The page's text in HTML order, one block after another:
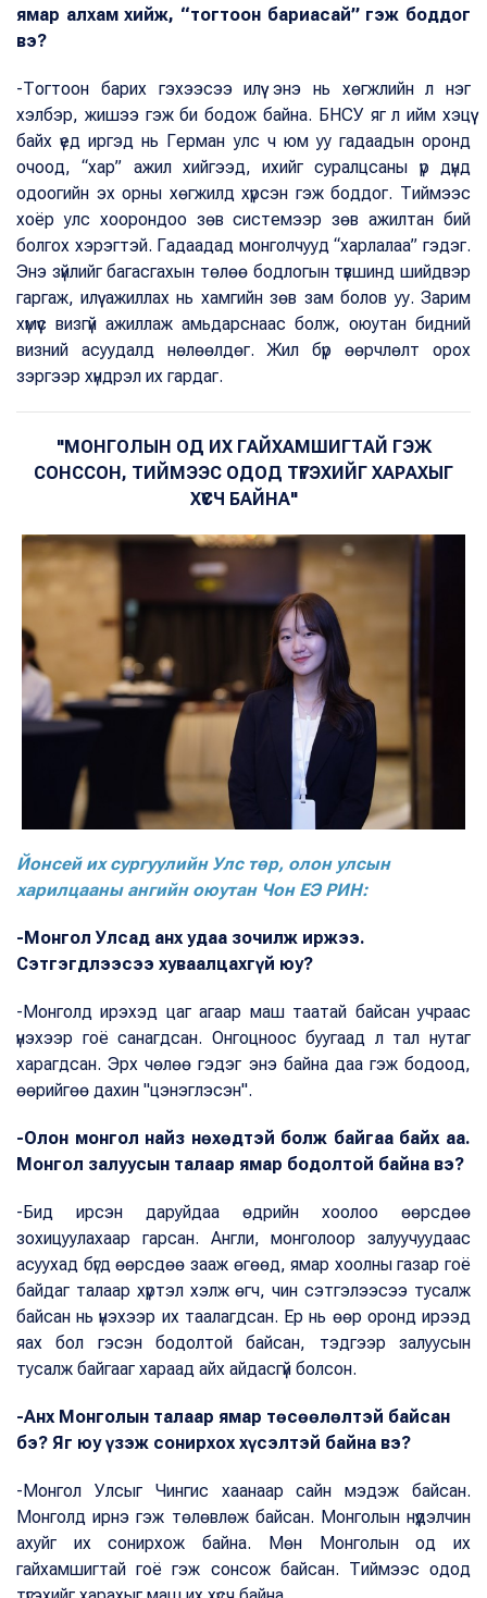
ямар алхам хийж, “тогтоон бариасай” гэж боддог
вэ?
-Тогтоон барих гэхээсээ илүү энэ нь хөгжлийн л нэг
хэлбэр, жишээ гэж би бодож байна. БНСУ яг л ийм хэцүү
байх үед иргэд нь Герман улс ч юм уу гадаадын оронд
очоод, “хар” ажил хийгээд, ихийг суралцсаны үр дүнд
одоогийн эх орны хөгжилд хүрсэн гэж боддог. Тиймээс
хоёр улс хоорондоо зөв системээр зөв ажилтан бий
болгох хэрэгтэй. Гадаадад монголчууд “харлалаа” гэдэг.
Энэ зүйлийг багасгахын төлөө бодлогын түвшинд шийдвэр
гаргаж, илүү ажиллах нь хамгийн зөв зам болов уу. Зарим
хүмүүс визгүй ажиллаж амьдарснаас болж, оюутан бидний
визний асуудалд нөлөөлдөг. Жил бүр өөрчлөлт орох
зэргээр хүндрэл их гардаг.
"МОНГОЛЫН ОД ИХ ГАЙХАМШИГТАЙ ГЭЖ
СОНССОН, ТИЙМЭЭС ОДОД ТҮГЭХИЙГ ХАРАХЫГ
ХҮСЧ БАЙНА"
Йонсей их сургуулийн Улс төр, олон улсын
харилцааны ангийн оюутан Чон ЕЭ РИН:
-Монгол Улсад анх удаа зочилж иржээ.
Сэтгэгдлээсээ хуваалцахгүй юу?
-Монголд ирэхэд цаг агаар маш таатай байсан учраас
үнэхээр гоё санагдсан. Онгоцноос буугаад л тал нутаг
харагдсан. Эрх чөлөө гэдэг энэ байна даа гэж бодоод,
өөрийгөө дахин "цэнэглэсэн".
-Олон монгол найз нөхөдтэй болж байгаа байх аа.
Монгол залуусын талаар ямар бодолтой байна вэ?
-Бид ирсэн даруйдаа өдрийн хоолоо өөрсдөө
зохицуулахаар гарсан. Англи, монголоор залуучуудаас
асуухад бүгд өөрсдөө зааж өгөөд, ямар хоолны газар гоё
байдаг талаар хүртэл хэлж өгч, чин сэтгэлээсээ тусалж
байсан нь үнэхээр их таалагдсан. Ер нь өөр оронд ирээд
яах бол гэсэн бодолтой байсан, тэдгээр залуусын
тусалж байгааг хараад айх айдасгүй болсон.
-Анх Монголын талаар ямар төсөөлөлтэй байсан
бэ? Яг юу үзэж сонирхох хүсэлтэй байна вэ?
-Монгол Улсыг Чингис хаанаар сайн мэдэж байсан.
Монголд ирнэ гэж төлөвлөж байсан. Монголын нүүдэлчин
ахуйг их сонирхож байна. Мөн Монголын од их
гайхамшигтай гоё гэж сонсож байсан. Тиймээс одод